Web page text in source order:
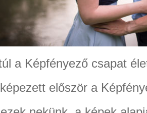
a Képfényező csapat
először a